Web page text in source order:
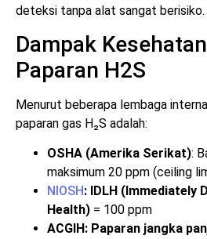
deteksi tanpa alat sangat berisiko.
Dampak
Paparan H2S
Menurut beberapa lembaga
paparan gas H₂S adalah:
OSHA (Amerika Serikat):
maksimum 20 ppm (ceiling
NIOSH : IDLH (Immediately
Health) = 100 ppm
ACGIH: Paparan jangka